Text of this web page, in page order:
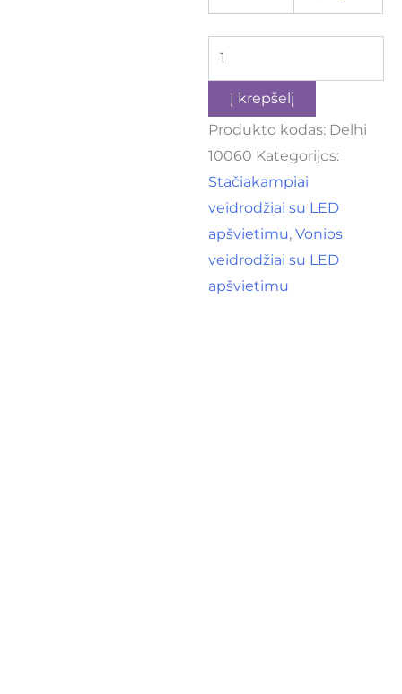
Į krepšelį
Produkto kodas: Delhi
10060 Kategorijos:
Stačiakampiai
veidrodžiai su LED
apšvietimu,Vonios
veidrodžiai su LED
apšvietimu